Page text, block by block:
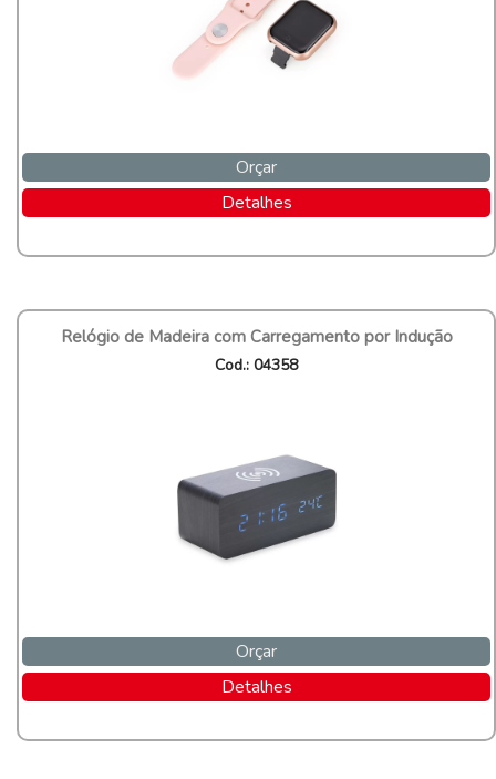
Orçar
Detalhes
Relógio de Madeira com Carregamento por Indução
Cod.: 04358
Orçar
Detalhes